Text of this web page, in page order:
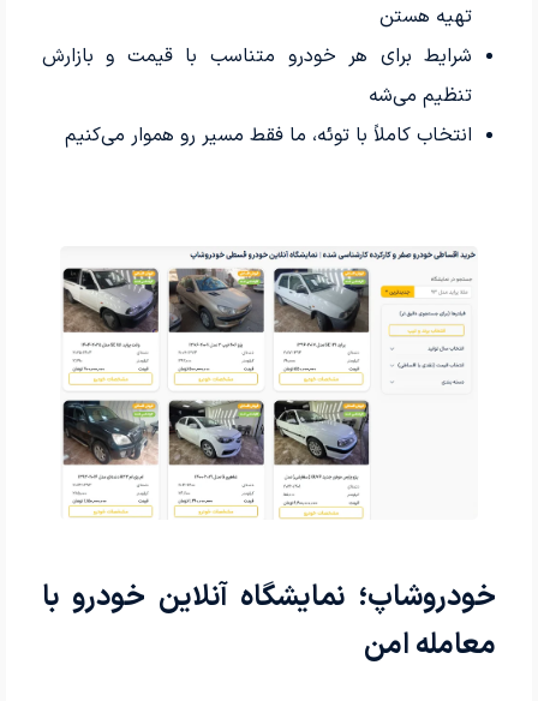
تهیه هستن
شرایط برای هر خودرو متناسب با قیمت و بازارش
تنظیم می‌شه
انتخاب کاملاً با توئه، ما فقط مسیر رو هموار می‌کنیم
خودروشاپ؛ نمایشگاه آنلاین خودرو با
معامله امن